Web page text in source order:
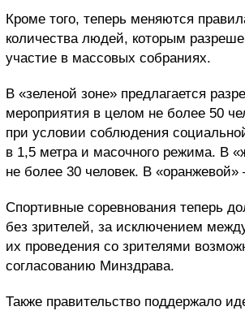
Кроме того, теперь меняются
количества людей, которым
участие в массовых собраниях.
В «зеленой зоне» предлагается
мероприятия в целом не более 50
при условии соблюдения
в 1,5 метра и масочного режима. В
не более 30 человек. В
Спортивные соревнования теперь
без зрителей, за исключением
их проведения со зрителями
согласованию Минздрава.
Также правительство поддержало